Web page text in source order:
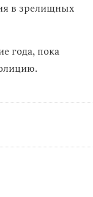
в зрелищных
года, пока